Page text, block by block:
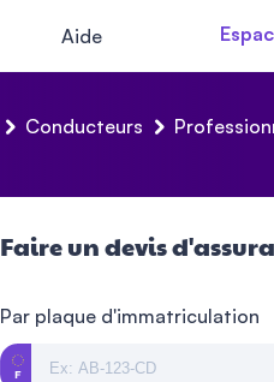
Aide
Conducteurs
Faire un devis
Par plaque d'immatriculation